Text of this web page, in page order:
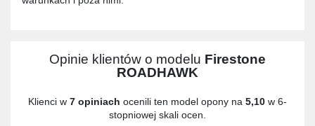
Opinie klientów o modelu Firestone
ROADHAWK
Klienci w 7 opiniach ocenili ten model opony na 5,10 w 6-
stopniowej skali ocen.